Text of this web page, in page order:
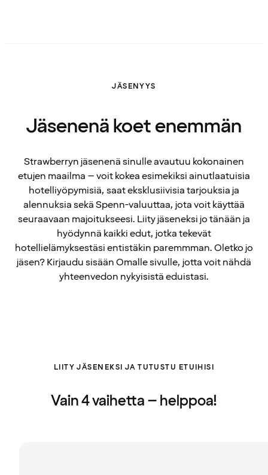
JÄSENYYS
Jäsenenä koet enemmän
Strawberryn jäsenenä sinulle avautuu kokonainen
etujen maailma – voit kokea esimekiksi ainutlaatuisia
hotelliyöpymisiä, saat eksklusiivisia tarjouksia ja
alennuksia sekä Spenn-valuuttaa, jota voit käyttää
seuraavaan majoitukseesi. Liity jäseneksi jo tänään ja
hyödynnä kaikki edut, jotka tekevät
hotellielämyksestäsi entistäkin paremmman. Oletko jo
jäsen? Kirjaudu sisään Omalle sivulle, jotta voit nähdä
yhteenvedon nykyisistä eduistasi.
LIITY JÄSENEKSI JA TUTUSTU ETUIHISI
Vain 4 vaihetta – helppoa!